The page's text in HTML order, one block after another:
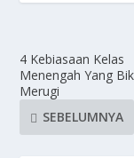
4 Kebiasaan Kelas
Menengah Yang
Merugi
SEBELUMNYA